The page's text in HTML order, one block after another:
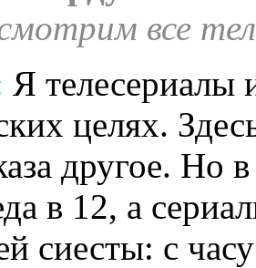
все
Я телесериалы
целях.
другое.
в 12, а
сиесты: с